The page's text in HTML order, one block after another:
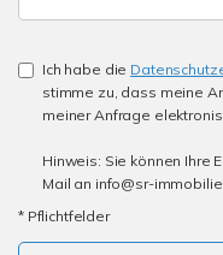
Ich habe die
stimme zu, dass meine
meiner Anfrage
Hinweis: Sie können Ihre
Mail an info@sr-
* Pflichtfelder